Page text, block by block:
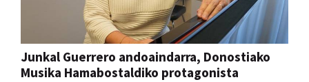
Junkal Guerrero andoaindarra, Donostiako
Musika Hamabostaldiko protagonista